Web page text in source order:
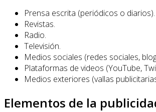
Prensa escrita (periódicos o diarios).
Revistas.
Radio.
Televisión.
Medios sociales (redes sociales,
Plataformas de videos (YouTube,
Medios exteriores (vallas
Elementos de la